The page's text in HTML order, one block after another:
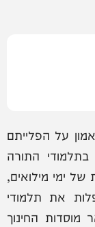
על הפלייתם
התורה
ימי מילואים,
את תלמודי
החינוך